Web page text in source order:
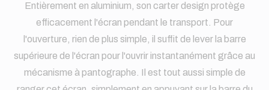
Entièrement en aluminium, son carter design protège
efficacement l'écran pendant le transport. Pour
l'ouverture, rien de plus simple, il suffit de lever la barre
supérieure de l'écran pour l'ouvrir instantanément grâce au
mécanisme à pantographe. Il est tout aussi simple de